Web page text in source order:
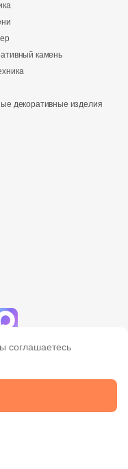
камень
декоративные изделия
соглашаетесь